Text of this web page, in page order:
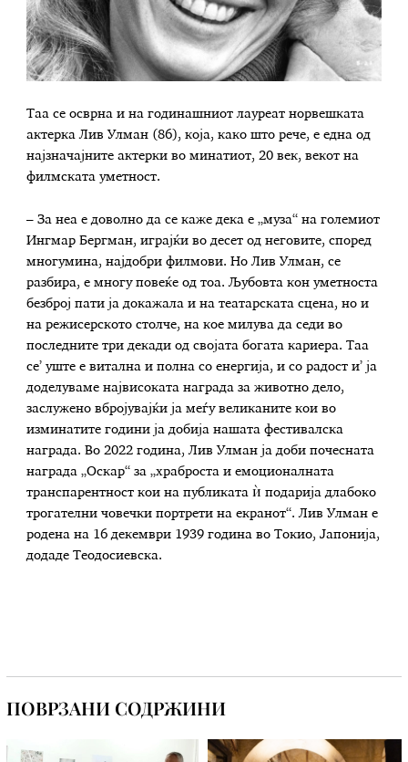
Таа се осврна и на годинашниот лауреат норвешката
актерка Лив Улман (86), која, како што рече, е една од
најзначајните актерки во минатиот, 20 век, векот на
филмската уметност.
– За неа е доволно да се каже дека е „муза“ на големиот
Ингмар Бергман, играјќи во десет од неговите, според
многумина, најдобри филмови. Но Лив Улман, се
разбира, е многу повеќе од тоа. Љубовта кон уметноста
безброј пати ја докажала и на театарската сцена, но и
на режисерското столче, на кое милува да седи во
последните три декади од својата богата кариера. Таа
се’ уште е витална и полна со енергија, и со радост и’ ја
доделуваме највисоката награда за животно дело,
заслужено вбројувајќи ја меѓу великаните кои во
изминатите години ја добија нашата фестивалска
награда. Во 2022 година, Лив Улман ја доби почесната
награда „Оскар“ за „храброста и емоционалната
транспарентност кои на публиката ѝ подарија длабоко
трогателни човечки портрети на екранот“. Лив Улман е
родена на 16 декември 1939 година во Токио, Јапонија,
додаде Теодосиевска.
ПОВРЗАНИ СОДРЖИНИ